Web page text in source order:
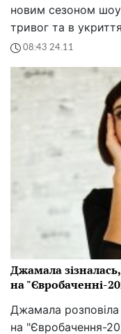
новим сезоном шоу
тривог та в
08:43 24.11
Джамала
на "Євробаченні-
Джамала розповіла
на "Євробачення-